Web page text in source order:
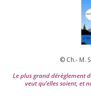
© Ch.- M.
Le plus grand dérè­gle­ment
veut qu’elles soient, et